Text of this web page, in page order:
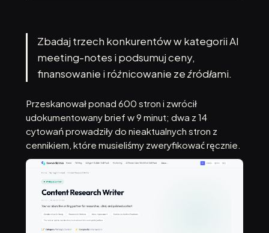
Zbadaj trzech konkurentów w kategorii AI
meeting-notes i podsumuj ceny,
finansowanie i różnicowanie ze źródłami.
Przeskanował ponad 600 stron i zwrócił
udokumentowany brief w 9 minut; dwa z 14
cytowań prowadziły do nieaktualnych stron z
cennikiem, które musieliśmy zweryfikować ręcznie.